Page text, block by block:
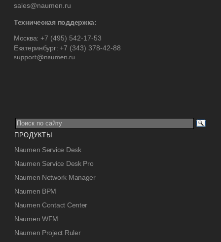
sales@naumen.ru
Техническая поддержка:
Москва: +7 (495) 542-17-53
Екатеринбург:+7 (343) 378-42-88
ПРОДУКТЫ
Naumen Service Desk
Naumen Service Desk Pro
Naumen Network Manager
Naumen BPM
Naumen Contact Center
Naumen WFM
Naumen Project Ruler